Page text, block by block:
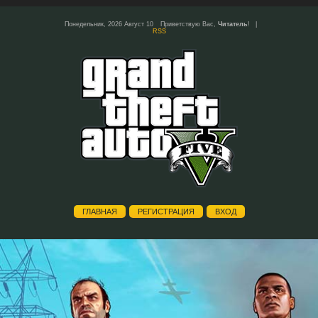
Понедельник, 2026 Август 10 Приветствую Вас, Читатель!
RSS
ГЛАВНАЯ РЕГИСТРАЦИЯ ВХОД